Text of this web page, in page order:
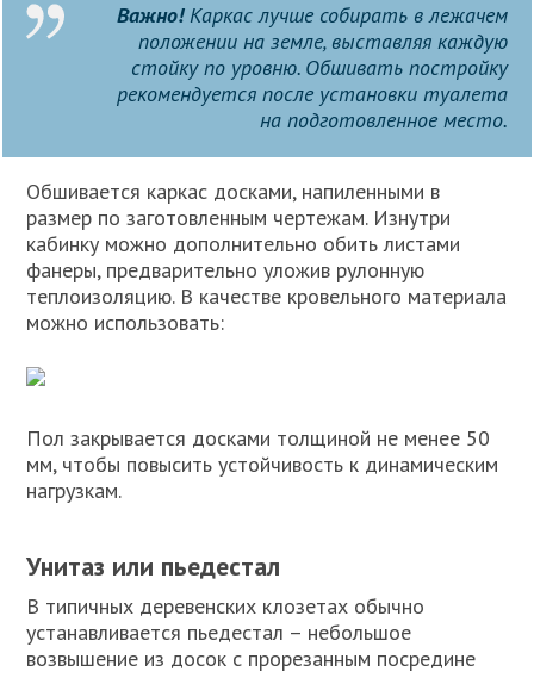
Важно!Каркас лучше собирать в лежачем
положении на земле, выставляя каждую
стойку по уровню. Обшивать постройку
рекомендуется после установки туалета
на подготовленное место.
Обшивается каркас досками, напиленными в
размер по заготовленным чертежам. Изнутри
кабинку можно дополнительно обить листами
фанеры, предварительно уложив рулонную
теплоизоляцию. В качестве кровельного материала
можно использовать:
Пол закрывается досками толщиной не менее 50
мм, чтобы повысить устойчивость к динамическим
нагрузкам.
Унитаз или пьедестал
В типичных деревенских клозетах обычно
устанавливается пьедестал – небольшое
возвышение из досок с прорезанным посредине